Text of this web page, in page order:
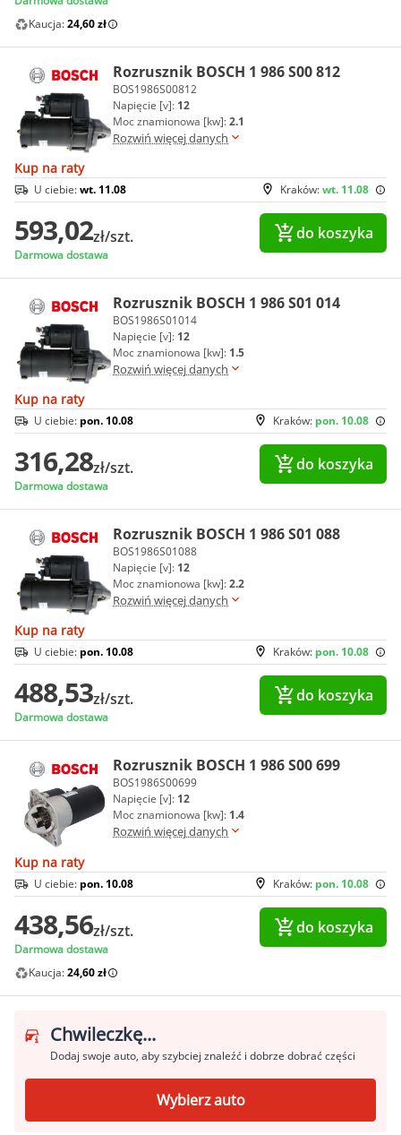
Kaucja:24,60 zł
Rozrusznik BOSCH 1 986 S00 812
BOS1986S00812
Napięcie [v]: 12
Moc znamionowa [kw]:2.1
Rozwiń więcej danych
Kup na raty
Kraków:wt. 11.08
U ciebie:wt. 11.08
593,02zł/szt.
Darmowa dostawa
do koszyka
Rozrusznik BOSCH 1 986 S01 014
BOS1986S01014
Napięcie [v]: 12
Moc znamionowa [kw]: 1.5
Rozwiń więcej danych
Kup na raty
Kraków: pon. 10.08
U ciebie: pon. 10.08
316,28zł/szt.
Darmowa dostawa
do koszyka
Rozrusznik BOSCH 1 986 S01 088
BOS1986S01088
Napięcie [v]: 12
Moc znamionowa [kw]:2.2
Rozwiń więcej danych
Kup na raty
Kraków: pon. 10.08
U ciebie: pon. 10.08
488,53zł/szt.
Darmowa dostawa
do koszyka
Rozrusznik BOSCH 1 986 S00 699
BOS1986S00699
Napięcie [v]: 12
Moc znamionowa [kw]: 1.4
Rozwiń więcej danych
Kup na raty
Kraków: pon. 10.08
U ciebie: pon. 10.08
438,56zł/szt.
Darmowa dostawa
do koszyka
Kaucja:24,60 zł
Chwileczkę...
Dodaj swoje auto, aby szybciej znaleźć i dobrze dobrać części
Wybierz auto